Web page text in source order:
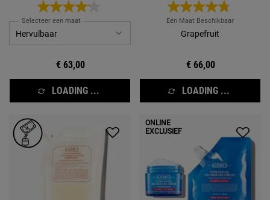
Selecteer een maat
€ 63,00
LOADING ...
Eén Maat Beschikbaar
Grapefruit
€ 66,00
LOADING ...
ONLINE
EXCLUSIEF